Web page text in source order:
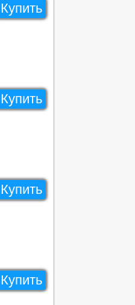
Купить
Купить
Купить
Купить